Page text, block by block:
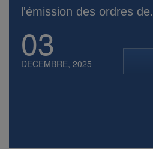
l'émission des ordres
03
DECEMBRE, 2025